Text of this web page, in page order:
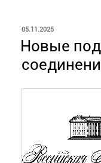
ОПУБЛИКОВАНО
05.11.2025
Новые